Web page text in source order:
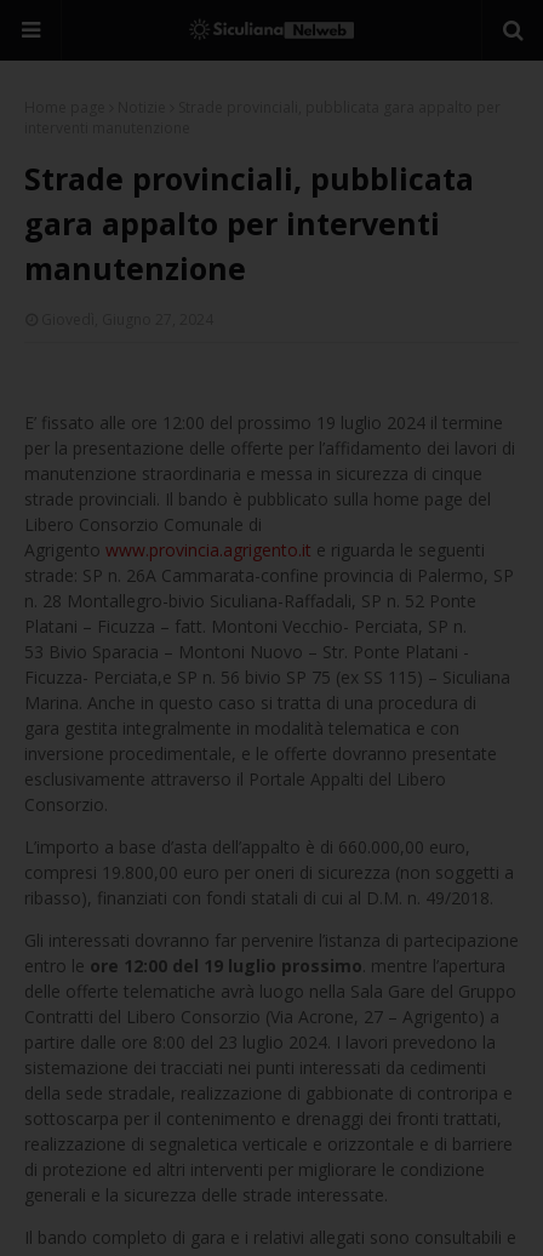
Strade provinciali, pubblicata
gara appalto per interventi
manutenzione
E’ fissato alle ore 12:00 del prossimo 19 luglio 2024 il termine
per la presentazione delle offerte per l’affidamento dei lavori di
manutenzione straordinaria e messa in sicurezza di cinque
strade provinciali. Il bando è pubblicato sulla home page del
Libero Consorzio Comunale di
Agrigento www.provincia.agrigento.it e riguarda le seguenti
strade: SP n. 26A Cammarata-confine provincia di Palermo, SP
n. 28 Montallegro-bivio Siculiana-Raffadali, SP n. 52 Ponte
Platani – Ficuzza – fatt. Montoni Vecchio- Perciata, SP n.
53 Bivio Sparacia – Montoni Nuovo – Str. Ponte Platani -
Ficuzza- Perciata,e SP n. 56 bivio SP 75 (ex SS 115) – Siculiana
Marina. Anche in questo caso si tratta di una procedura di
gara gestita integralmente in modalità telematica e con
inversione procedimentale, e le offerte dovranno presentate
esclusivamente attraverso il Portale Appalti del Libero
Consorzio.
L’importo a base d’asta dell’appalto è di 660.000,00 euro,
compresi 19.800,00 euro per oneri di sicurezza (non soggetti a
ribasso), finanziati con fondi statali di cui al D.M. n. 49/2018.
Gli interessati dovranno far pervenire l’istanza di partecipazione
entro le ore 12:00 del 19 luglio prossimo. mentre l’apertura
delle offerte telematiche avrà luogo nella Sala Gare del Gruppo
Contratti del Libero Consorzio (Via Acrone, 27 – Agrigento) a
partire dalle ore 8:00 del 23 luglio 2024. I lavori prevedono la
sistemazione dei tracciati nei punti interessati da cedimenti
della sede stradale, realizzazione di gabbionate di controripa e
sottoscarpa per il contenimento e drenaggi dei fronti trattati,
realizzazione di segnaletica verticale e orizzontale e di barriere
di protezione ed altri interventi per migliorare le condizione
generali e la sicurezza delle strade interessate.
Il bando completo di gara e i relativi allegati sono consultabili e